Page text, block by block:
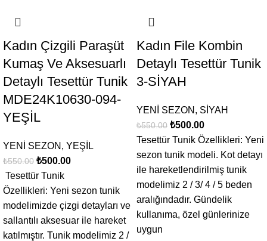
Kadın Çizgili Paraşüt
Kumaş Ve Aksesuarlı
Detaylı Tesettür Tunik
MDE24K10630-094-
YEŞİL
YENİ SEZON , YEŞİL
₺550.00 ₺500.00
Tesettür Tunik
Özellikleri: Yeni sezon tunik
modelimizde çizgi detayları ve
sallantılı aksesuar ile hareket
katılmıştır. Tunik modelimiz 2 /
Kadın File Kombin
Detaylı Tesettür Tunik
3-SİYAH
YENİ SEZON , SİYAH
₺550.00 ₺500.00
Tesettür Tunik Özellikleri: Yeni
sezon tunik modeli. Kot detayı
ile hareketlendirilmiş tunik
modelimiz 2 / 3/ 4 / 5 beden
aralığındadır. Gündelik
kullanıma, özel günlerinize
uygun